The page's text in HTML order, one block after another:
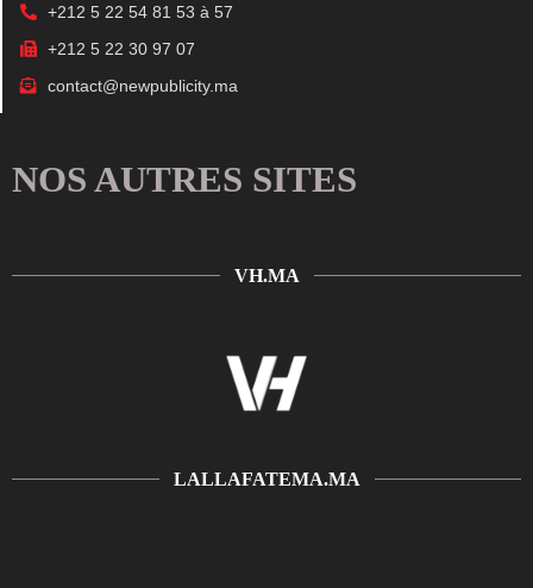
+212 5 22 54 81 53 à 57
+212 5 22 30 97 07
contact@newpublicity.ma
NOS AUTRES SITES
VH.MA
LALLAFATEMA.MA